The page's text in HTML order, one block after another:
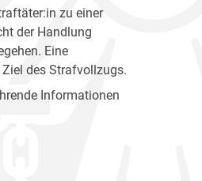
zu einer
der Handlung
Eine
des Strafvollzugs.
Informationen